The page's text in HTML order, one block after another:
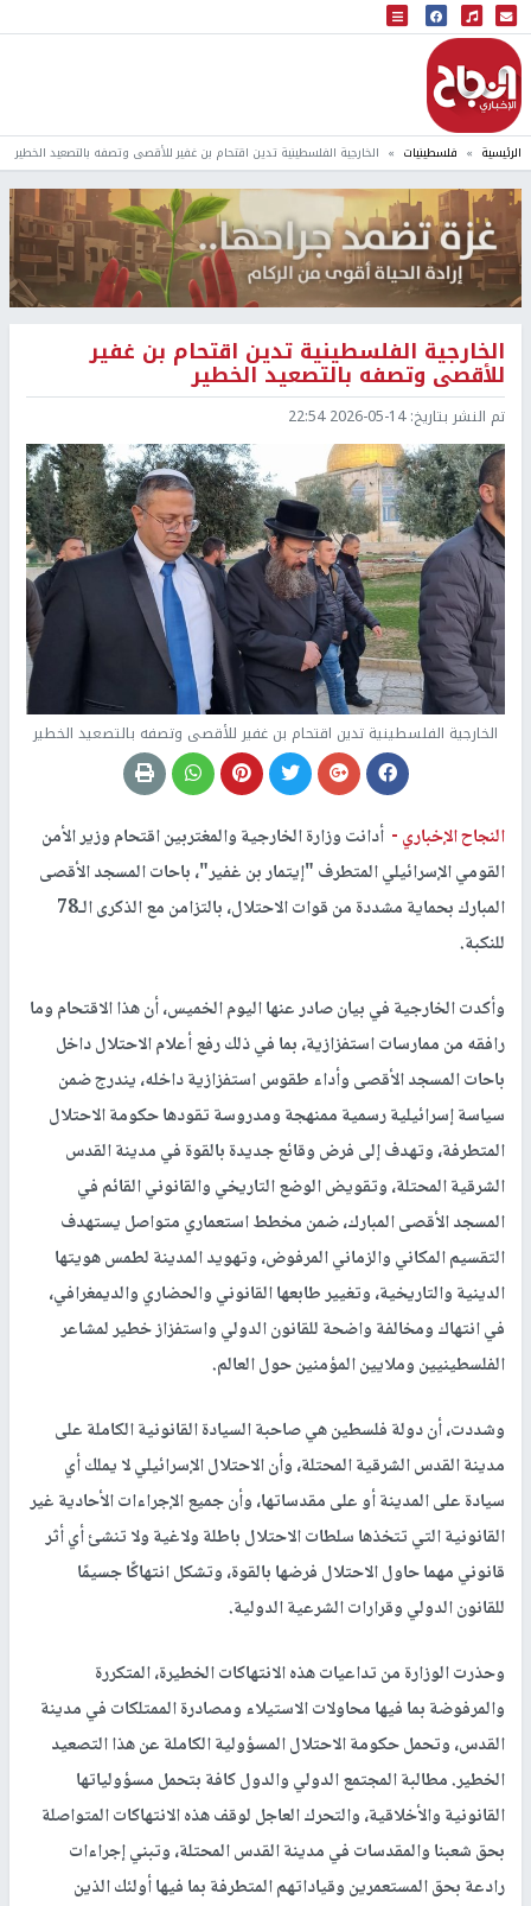
البث المباشر
إذاعة النجاح
الرئيسية فلسطينيات الخارجية الفلسطينية تدين اقتحام بن غفير للأقصى وتصفه بالتصعيد الخطير
الخارجية الفلسطينية تدين اقتحام بن غفير
للأقصى وتصفه بالتصعيد الخطير
تم النشر بتاريخ:2026-05-14 22:54
الخارجية الفلسطينية تدين اقتحام بن غفير للأقصى وتصفه بالتصعيد الخطير
النجاح الإخباري - أدانت وزارة الخارجية والمغتربين اقتحام وزير الأمن
القومي الإسرائيلي المتطرف "إيتمار بن غفير"، باحات المسجد الأقصى
المبارك بحماية مشددة من قوات الاحتلال، بالتزامن مع الذكرى الـ78
للنكبة.
وأكدت الخارجية في بيان صادر عنها اليوم الخميس، أن هذا الاقتحام وما
رافقه من ممارسات استفزازية، بما في ذلك رفع أعلام الاحتلال داخل
باحات المسجد الأقصى وأداء طقوس استفزازية داخله، يندرج ضمن
سياسة إسرائيلية رسمية ممنهجة ومدروسة تقودها حكومة الاحتلال
المتطرفة، وتهدف إلى فرض وقائع جديدة بالقوة في مدينة القدس
الشرقية المحتلة، وتقويض الوضع التاريخي والقانوني القائم في
المسجد الأقصى المبارك، ضمن مخطط استعماري متواصل يستهدف
التقسيم المكاني والزماني المرفوض، وتهويد المدينة لطمس هويتها
الدينية والتاريخية، وتغيير طابعها القانوني والحضاري والديمغرافي،
في انتهاك ومخالفة واضحة للقانون الدولي واستفزاز خطير لمشاعر
الفلسطينيين وملايين المؤمنين حول العالم.
وشددت، أن دولة فلسطين هي صاحبة السيادة القانونية الكاملة على
مدينة القدس الشرقية المحتلة، وأن الاحتلال الإسرائيلي لا يملك أي
سيادة على المدينة أو على مقدساتها، وأن جميع الإجراءات الأحادية غير
القانونية التي تتخذها سلطات الاحتلال باطلة ولاغية ولا تنشئ أي أثر
قانوني مهما حاول الاحتلال فرضها بالقوة، وتشكل انتهاكًا جسيمًا
للقانون الدولي وقرارات الشرعية الدولية.
وحذرت الوزارة من تداعيات هذه الانتهاكات الخطيرة، المتكررة
والمرفوضة بما فيها محاولات الاستيلاء ومصادرة الممتلكات في مدينة
القدس، وتحمل حكومة الاحتلال المسؤولية الكاملة عن هذا التصعيد
الخطير. مطالبة المجتمع الدولي والدول كافة بتحمل مسؤولياتها
القانونية والأخلاقية، والتحرك العاجل لوقف هذه الانتهاكات المتواصلة
بحق شعبنا والمقدسات في مدينة القدس المحتلة، وتبني إجراءات
رادعة بحق المستعمرين وقياداتهم المتطرفة بما فيها أولئك الذين